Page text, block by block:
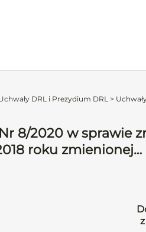
DRL i Prezydium DRL >
8/2020 w sprawie
roku zmienionej…